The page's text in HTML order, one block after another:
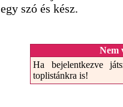
egy szó és kész.
Nem
Ha bejelentkezve
toplistánkra is!